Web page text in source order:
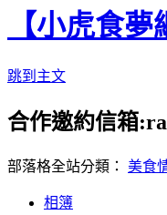
【小虎食
跳到主文
合作邀約信箱
部落格全站分類： 美食
相簿